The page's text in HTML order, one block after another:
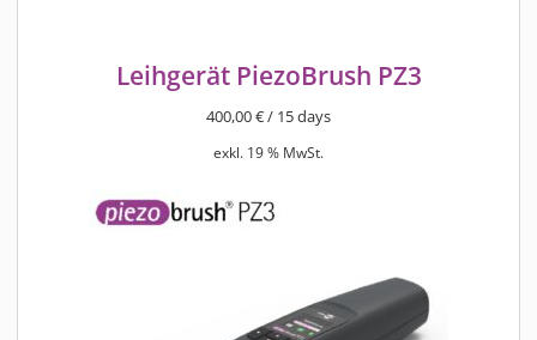
Leihgerät PiezoBrush PZ3
400,00€/ 15 days
exkl. 19 % MwSt.